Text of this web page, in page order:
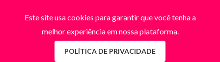
Este site usa cookies para garantir que você tenha a
melhor experiência em nossa plataforma.
POLÍTICA DE PRIVACIDADE